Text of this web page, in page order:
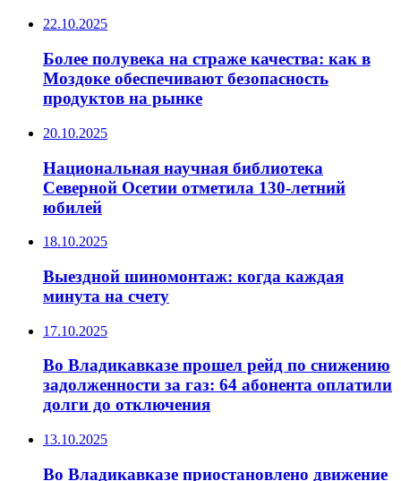
22.10.2025
Более полувека на страже качества: как в
Моздоке обеспечивают безопасность
продуктов на рынке
20.10.2025
Национальная научная библиотека
Северной Осетии отметила 130-летний
юбилей
18.10.2025
Выездной шиномонтаж: когда каждая
минута на счету
17.10.2025
Во Владикавказе прошел рейд по снижению
задолженности за газ: 64 абонента оплатили
долги до отключения
13.10.2025
Во Владикавказе приостановлено движение